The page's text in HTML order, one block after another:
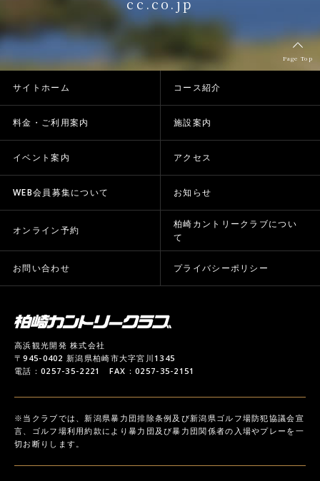
Page Top
サイトホーム コース紹介
料金・ご利用案内 施設案内
イベント案内 アクセス
WEB会員募集について お知らせ
オンライン予約
柏崎カントリークラブについ
て
お問い合わせ プライバシーポリシー
高浜観光開発 株式会社
〒945-0402 新潟県柏崎市大字宮川1345
電話：0257-35-2221 FAX：0257-35-2151
※当クラブでは、新潟県暴力団排除条例及び新潟県ゴルフ場防犯協議会宣
言、ゴルフ場利用約款により暴力団及び暴力団関係者の入場やプレーを一
切お断りします。